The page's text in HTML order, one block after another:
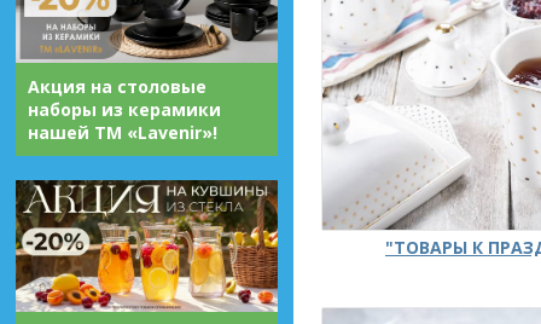
Акция на столовые
наборы из керамики
нашей ТМ «Lavenir»!
"ТОВАРЫ К